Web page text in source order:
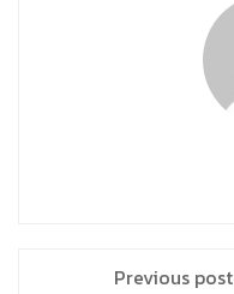
Previous post